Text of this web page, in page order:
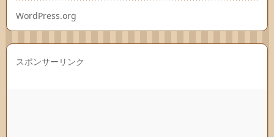
WordPress.org
スポンサーリンク